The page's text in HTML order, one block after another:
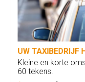
UW TAXIBEDRIJF
Kleine en korte
60 tekens.